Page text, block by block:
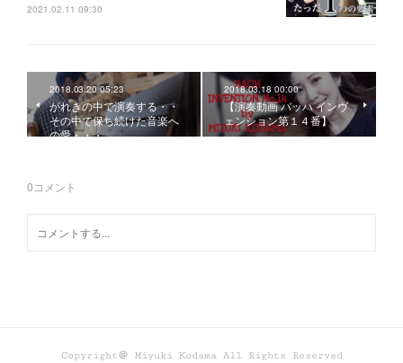
2021.02.11 09:30
2018.03.20 05:23
がれきの中で演奏する・・
その中で保ち続けた音楽へ
の愛・・・
2018.03.18 00:00
【演奏動画 バッハ インヴ
ェンション第１４番】
0コメント
Copyright＠ Miyuki Kodama All Rights Reserved